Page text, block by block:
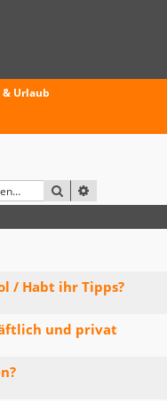
& Urlaub
SUCHE
/ Habt ihr Tipps?
und privat